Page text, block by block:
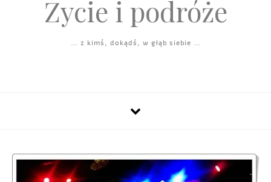
Życie i podróże
… z kimś, dokądś, w głąb siebie …